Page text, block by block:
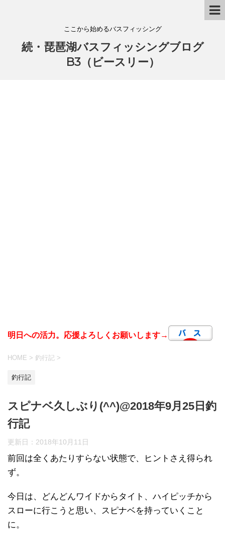
ここから始めるバスフィッシング
続・琵琶湖バスフィッシングブログ
B3（ビースリー）
明日への活力。応援よろしくお願いします→
HOME > 釣行記 >
釣行記
スピナベ久しぶり(^^)@2018年9月25日釣
行記
更新日： 2018年10月11日
前回は全くあたりすらない状態で、ヒントさえ得られ
ず。
今日は、どんどんワイドからタイト、ハイピッチから
スローに行こうと思い、スピナベを持っていくこと
に。